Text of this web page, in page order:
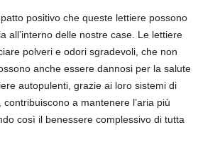
positivo che queste lettiere possono
all’interno delle nostre case. Le lettiere
polveri e odori sgradevoli, che non
anche essere dannosi per la salute
autopulenti, grazie ai loro sistemi di
a mantenere l’aria più
così il benessere complessivo di tutta